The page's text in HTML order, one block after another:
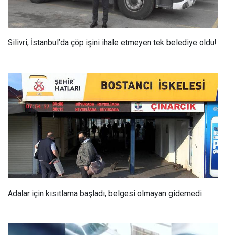
Silivri, İstanbul’da çöp işini ihale etmeyen tek belediye oldu!
Adalar için kısıtlama başladı, belgesi olmayan gidemedi